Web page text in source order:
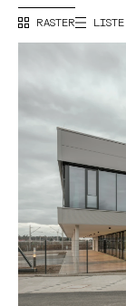
RASTER LISTE